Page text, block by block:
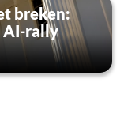
breken:
AI-rally